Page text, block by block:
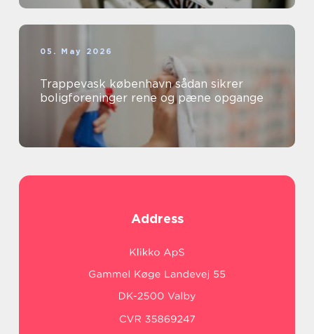
05. May 2026
Trappevask københavn sådan sikrer
boligforeninger rene og pæne opgange
Address